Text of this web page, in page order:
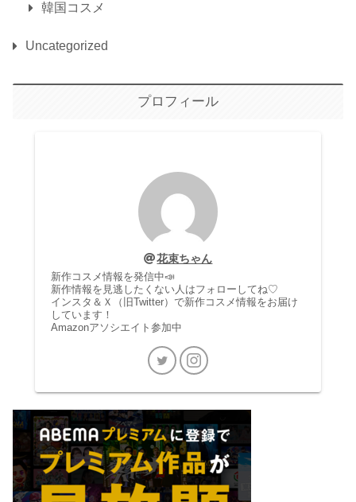
韓国コスメ
Uncategorized
プロフィール
花束ちゃん
新作コスメ情報を発信中📣
新作情報を見逃したくない人はフォローしてね♡
インスタ＆Ｘ（旧Twitter）で新作コスメ情報をお届け
しています！
Amazonアソシエイト参加中